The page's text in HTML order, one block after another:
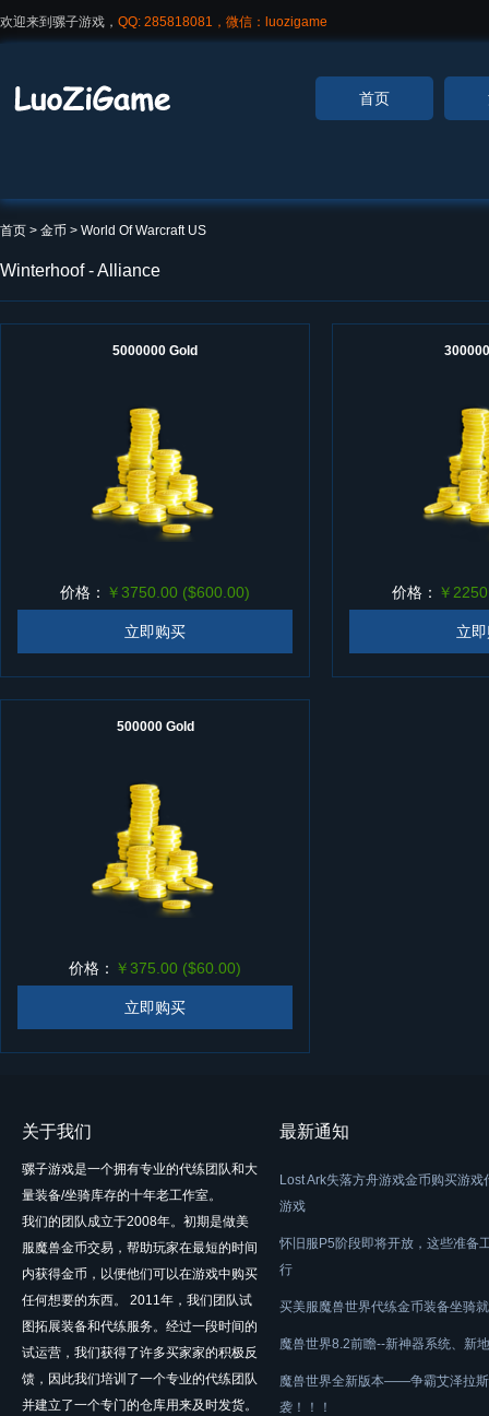
欢迎来到骡子游戏， QQ: 285818081，微信：luozigame
首页
首页 > 金币 > World Of Warcraft US
Winterhoof - Alliance
5000000 Gold
价格： ￥3750.00 ($600.00)
立即购买
价格： ￥
立
500000 Gold
价格： ￥375.00 ($60.00)
立即购买
关于我们
骡子游戏是一个拥有专业的代练团队和大
量装备/坐骑库存的十年老工作室。
我们的团队成立于2008年。初期是做美
服魔兽金币交易，帮助玩家在最短的时间
内获得金币，以便他们可以在游戏中购买
任何想要的东西。 2011年，我们团队试
图拓展装备和代练服务。经过一段时间的
试运营，我们获得了许多买家家的积极反
馈，因此我们培训了一个专业的代练团队
并建立了一个专门的仓库用来及时发货。
最新通知
Lost Ark失落方舟游戏金币购买游戏
游戏
怀旧服P5阶段即将开放，这些准备
行
买美服魔兽世界代练金币装备坐骑
魔兽世界8.2前瞻--新神器系统、新
魔兽世界全新版本——争霸艾泽拉
袭！！！